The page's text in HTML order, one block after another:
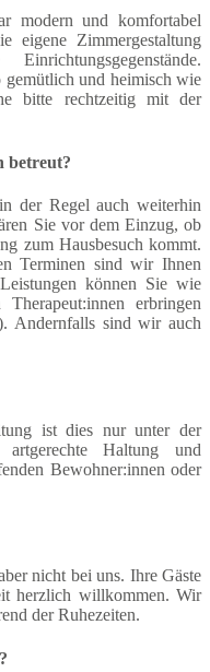
modern und komfortabel
eigene Zimmergestaltung
gemütlich und heimisch wie
bitte rechtzeitig mit der
betreut?
der Regel auch weiterhin
Sie vor dem Einzug, ob
zum Hausbesuch kommt.
Terminen sind wir Ihnen
können Sie wie
erbringen
Andernfalls sind wir auch
ist dies nur unter der
Haltung und
Bewohner:innen oder
nicht bei uns. Ihre Gäste
herzlich willkommen. Wir
der Ruhezeiten.